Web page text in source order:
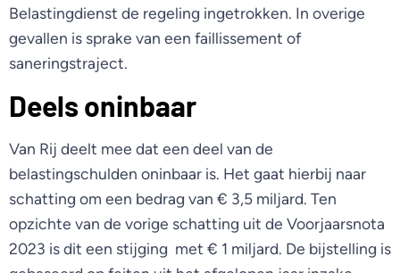
Belastingdienst de regeling ingetrokken. In overige
gevallen is sprake van een faillissement of
saneringstraject.
Deels oninbaar
Van Rij deelt mee dat een deel van de
belastingschulden oninbaar is. Het gaat hierbij naar
schatting om een bedrag van € 3,5 miljard. Ten
opzichte van de vorige schatting uit de Voorjaarsnota
2023 is dit een stijging met € 1 miljard. De bijstelling is